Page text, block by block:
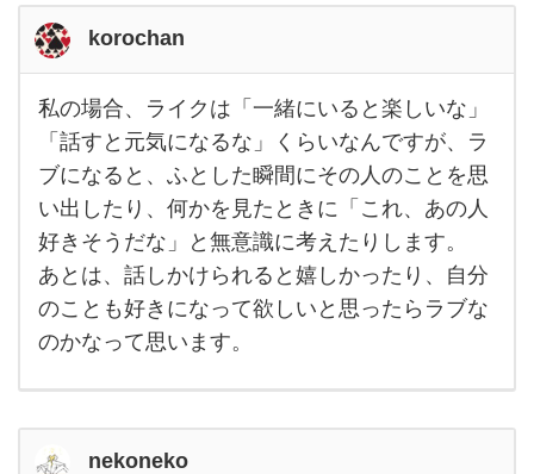
の
好
き
ラ
＝
恋
人
に
し
た
korochan
私の
場
合、
ライ
クは
「一
緒に
いる
と楽
しい
な」
「話
すと
にな
な」
くら
い
私の場合、ライクは「一緒にいると楽しいな」
「話すと元気になるな」くらいなんですが、ラ
ブになると、ふとした瞬間にその人のことを思
い出したり、何かを見たときに「これ、あの人
好きそうだな」と無意識に考えたりします。
あとは、話しかけられると嬉しかったり、自分
のことも好きになって欲しいと思ったらラブな
のかなって思います。
nekoneko